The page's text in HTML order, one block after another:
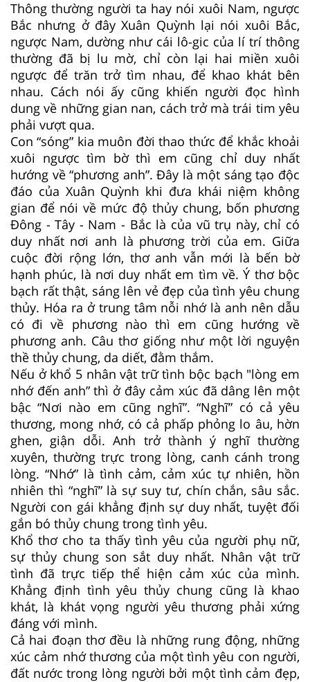
Thông thường người ta hay nói xuôi Nam, ngược
Bắc nhưng ở đây Xuân Quỳnh lại nói xuôi Bắc,
ngược Nam, dường như cái lô-gic của lí trí thông
thường đã bị lu mờ, chỉ còn lại hai miền xuôi
ngược để trăn trở tìm nhau, để khao khát bên
nhau. Cách nói ấy cũng khiến người đọc hình
dung về những gian nan, cách trở mà trái tim yêu
phải vượt qua.
Con “sóng” kia muôn đời thao thức để khắc khoải
xuôi ngược tìm bờ thì em cũng chỉ duy nhất
hướng về “phương anh”. Đây là một sáng tạo độc
đáo của Xuân Quỳnh khi đưa khái niệm không
gian để nói về mức độ thủy chung, bốn phương
Đông - Tây - Nam - Bắc là của vũ trụ này, chỉ có
duy nhất nơi anh là phương trời của em. Giữa
cuộc đời rộng lớn, thơ anh vẫn mới là bến bờ
hạnh phúc, là nơi duy nhất em tìm về. Ý thơ bộc
bạch rất thật, sáng lên vẻ đẹp của tình yêu chung
thủy. Hóa ra ở trung tâm nỗi nhớ là anh nên dẫu
có đi về phương nào thì em cũng hướng về
phương anh. Câu thơ giống như một lời nguyện
thề thủy chung, da diết, đằm thắm.
Nếu ở khổ 5 nhân vật trữ tình bộc bạch "lòng em
nhớ đến anh” thì ở đây cảm xúc đã dâng lên một
bậc “Nơi nào em cũng nghĩ”. “Nghĩ” có cả yêu
thương, mong nhớ, có cả phấp phỏng lo âu, hờn
ghen, giận dỗi. Anh trở thành ý nghĩ thường
xuyên, thường trực trong lòng, canh cánh trong
lòng. “Nhớ” là tình cảm, cảm xúc tự nhiên, hồn
nhiên thì “nghĩ” là sự suy tư, chín chắn, sâu sắc.
Người con gái khẳng định sự duy nhất, tuyệt đối
gắn bó thủy chung trong tình yêu.
Khổ thơ cho ta thấy tình yêu của người phụ nữ,
sự thủy chung son sắt duy nhất. Nhân vật trữ
tình đã trực tiếp thể hiện cảm xúc của mình.
Khẳng định tình yêu thủy chung cũng là khao
khát, là khát vọng người yêu thương phải xứng
đáng với mình.
Cả hai đoạn thơ đều là những rung động, những
xúc cảm nhớ thương của một tình yêu con người,
đất nước trong lòng người bởi một tình cảm đẹp,